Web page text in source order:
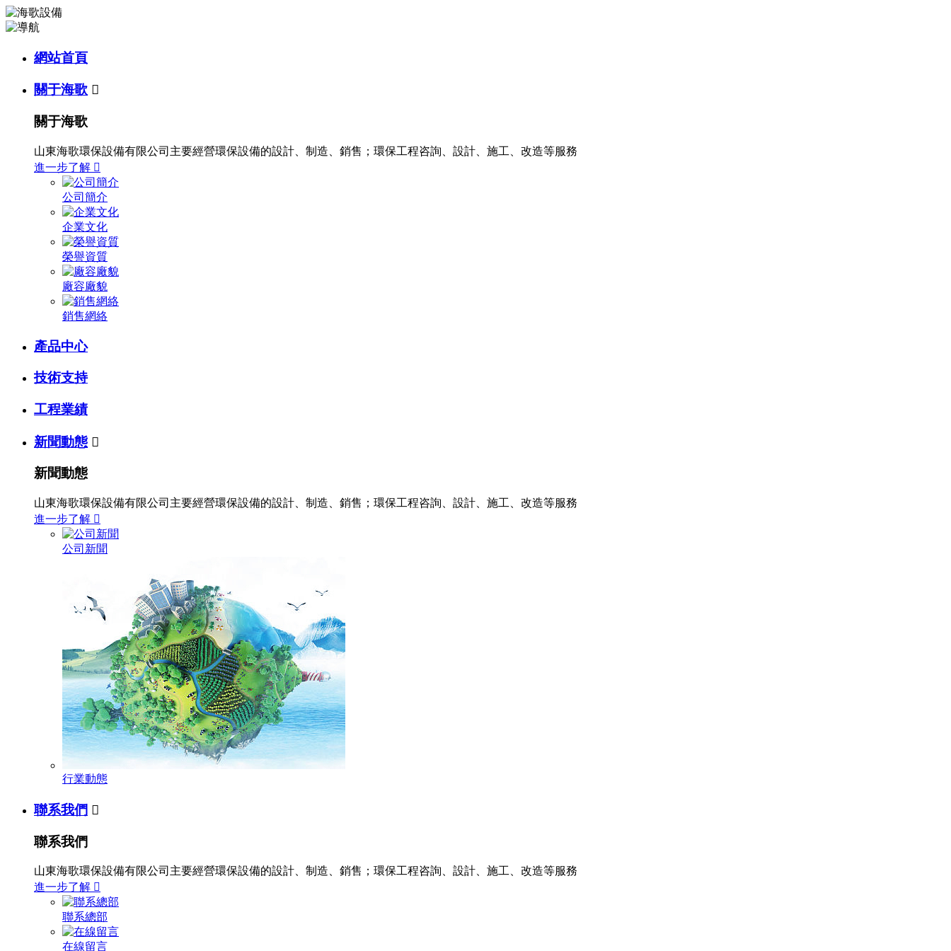
網站首頁
關于海歌 
關于海歌
山東海歌環保設備有限公司主要經營環保設備的設計、制造、銷售；環保工程咨詢、設計、施工、改造等服務
進一步了解 
公司簡介
企業文化
榮譽資質
廠容廠貌
銷售網絡
產品中心
技術支持
工程業績
新聞動態 
新聞動態
山東海歌環保設備有限公司主要經營環保設備的設計、制造、銷售；環保工程咨詢、設計、施工、改造等服務
進一步了解 
公司新聞
行業動態
聯系我們 
聯系我們
山東海歌環保設備有限公司主要經營環保設備的設計、制造、銷售；環保工程咨詢、設計、施工、改造等服務
進一步了解 
聯系總部
在線留言